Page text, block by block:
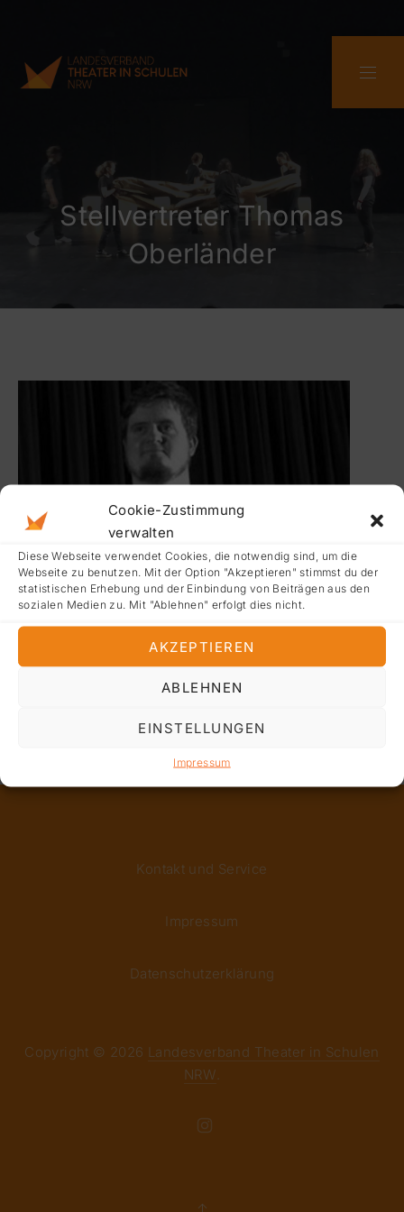
Cookie-Zustimmung
verwalten
Diese Webseite verwendet Cookies, die notwendig sind, um die
Webseite zu benutzen. Mit der Option "Akzeptieren" stimmst du der
statistischen Erhebung und der Einbindung von Beiträgen aus den
sozialen Medien zu. Mit "Ablehnen" erfolgt dies nicht.
AKZEPTIEREN
ABLEHNEN
EINSTELLUNGEN
Impressum
Stellvertreter Thomas
Oberländer
Copyright © 2026 Landesverband Theater in Schulen
NRW.
Kontakt und Service
Impressum
Datenschutzerklärung
New Window